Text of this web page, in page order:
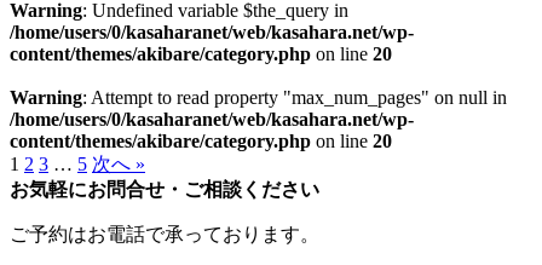
Warning: Undefined variable $the_query in
/home/users/0/kasaharanet/web/kasahara.net/wp-
content/themes/akibare/category.php on line 20
Warning: Attempt to read property "max_num_pages" on null in
/home/users/0/kasaharanet/web/kasahara.net/wp-
content/themes/akibare/category.php on line 20
1 2 3 … 5 次へ »
お気軽にお問合せ・ご相談ください
ご予約はお電話で承っております。